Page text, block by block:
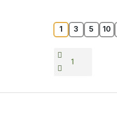
1 3 5 10